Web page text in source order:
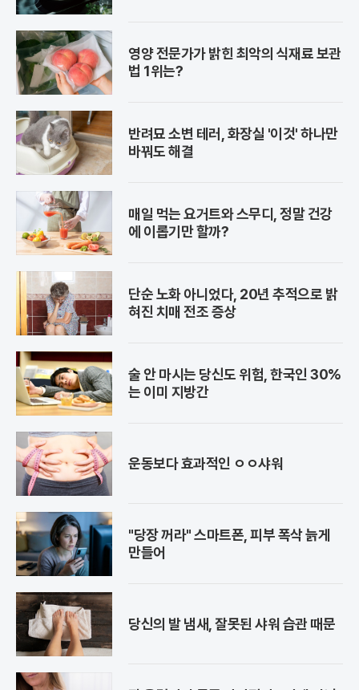
영양 전문가가 밝힌 최악의 식재료 보관
법 1위는?
반려묘 소변 테러, 화장실 '이것' 하나만
바꿔도 해결
매일 먹는 요거트와 스무디, 정말 건강
에 이롭기만 할까?
단순 노화 아니었다, 20년 추적으로 밝
혀진 치매 전조 증상
술 안 마시는 당신도 위험, 한국인 30%
는 이미 지방간
운동보다 효과적인 ㅇㅇ샤워
"당장 꺼라" 스마트폰, 피부 폭삭 늙게
만들어
당신의 발 냄새, 잘못된 샤워 습관 때문